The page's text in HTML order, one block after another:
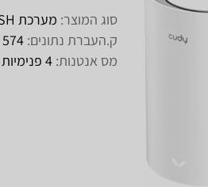
סוג המוצר: מערכת MESH
ק.העברת נתונים: 574 Mbps
מס אנטנות: 4 פנימיות